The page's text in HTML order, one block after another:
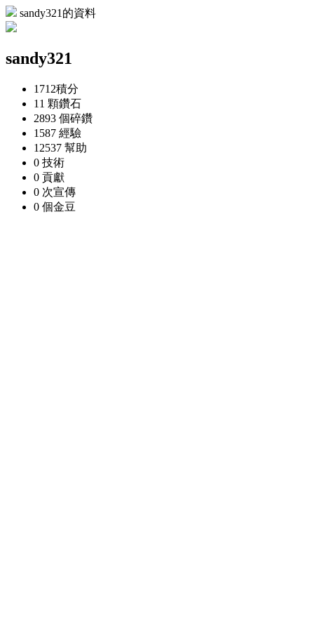
sandy321的資料
sandy321
1712積分
11 顆鑽石
2893 個碎鑽
1587 經驗
12537 幫助
0 技術
0 貢獻
0 次宣傳
0 個金豆